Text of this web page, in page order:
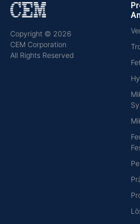
Copyright © 2026
CEM Corporation
All Rights Reserved